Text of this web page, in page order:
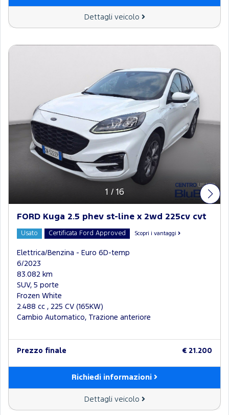
Dettagli veicolo
1 / 16
FORD Kuga 2.5 phev st-line x 2wd 225cv cvt
Usato Certificata Ford Approved Scopri i vantaggi
Elettrica/Benzina - Euro 6D-temp
6/2023
83.082 km
SUV, 5 porte
Frozen White
2.488 cc , 225 CV (165KW)
Cambio Automatico, Trazione anteriore
Prezzo finale € 21.200
Richiedi informazioni
Dettagli veicolo